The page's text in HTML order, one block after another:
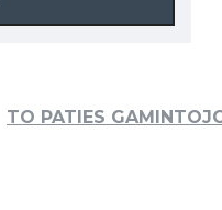
TO PATIES